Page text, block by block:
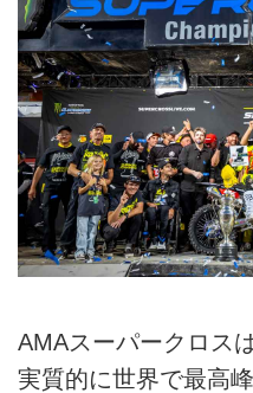
AMAスーパークロス
実質的に世界で最高